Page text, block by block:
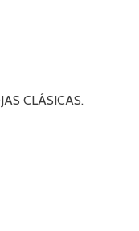
CLÁSICAS.